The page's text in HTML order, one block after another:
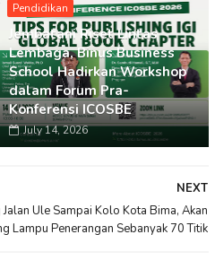
Pendidikan
Jembatani Riset Lintas
Lembaga, Binus Business
School Hadirkan Workshop
dalam Forum Pra-
Konferensi ICOSBE
July 14, 2026
NEXT
Jalan Ule Sampai Kolo Kota Bima, Akan
Lampu Penerangan Sebanyak 70 Titik